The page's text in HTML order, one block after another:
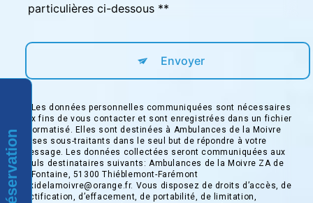
particulières ci-dessous **
Envoyer
** Les données personnelles communiquées sont nécessaires
aux fins de vous contacter et sont enregistrées dans un fichier
informatisé. Elles sont destinées à Ambulances de la Moivre
et ses sous-traitants dans le seul but de répondre à votre
message. Les données collectées seront communiquées aux
seuls destinataires suivants: Ambulances de la Moivre ZA de
la Fontaine, 51300 Thiéblemont-Farémont
taxidelamoivre@orange.fr. Vous disposez de droits d’accès, de
rectification, d’effacement, de portabilité, de limitation,
Réservation